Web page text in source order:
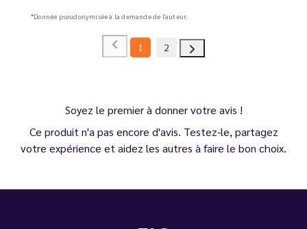
*Donnée pseudonymisée à la demande de l'auteur.
1 2
Soyez le premier à donner votre avis !
Ce produit n'a pas encore d'avis. Testez-le, partagez
votre expérience et aidez les autres à faire le bon choix.